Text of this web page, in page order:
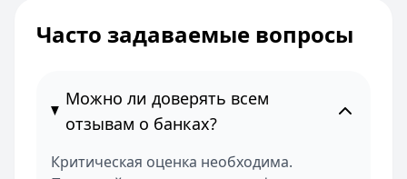
Часто задаваемые вопросы
Можно ли доверять всем
отзывам о банках?
Критическая оценка необходима.